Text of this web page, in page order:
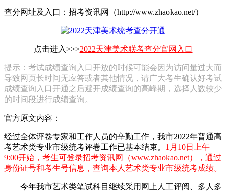
查分网址及入口：招考资讯网（http://www.zhaokao.net/）
点击进入>>>2022天津美术联考查分官网入口
提示：考试成绩查询入口开放的时候可能会因为访问量过大而
导致网页长时间无应答或者其他情况，请广大考生确认好考试
成绩查询入口开通之后避开成绩查询的高峰期，选择人数较少
的时间段进行成绩查询。
官方原文内容：
经过全体评卷专家和工作人员的辛勤工作，我市2022年普通高
考艺术类专业市级统考评卷工作已基本结束。 1月10日上午
9:00开始，考生可登录招考资讯网（www.zhaokao.net），通过
身份证号和考生号信息，查询本人艺术类专业市级统考成绩。
今年我市艺术类笔试科目继续采用网上人工评阅、多人多